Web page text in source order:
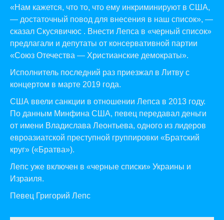
«Нам кажется, что то, что ему инкриминируют в США,
— достаточный повод для внесения в наш список», —
сказал Скусявичюс . Внести Лепса в «черный список»
предлагали и депутаты от консервативной партии
«Союз Отечества — Христианские демократы».
Исполнитель последний раз приезжал в Литву с
концертом в марте 2019 года.
США ввели санкции в отношении Лепса в 2013 году.
По данным Минфина США, певец передавал деньги
от имени Владислава Леонтьева, одного из лидеров
евроазиатской преступной группировки «Братский
круг» («Братва»).
Лепс уже включен в «черные списки» Украины и
Израиля.
Певец Григорий Лепс